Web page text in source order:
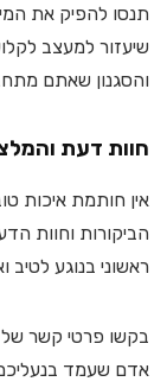
תנסו להפיק את
שיעזור למעצב
והסגנון שאתם
חוות דעת
אין חותמת איכות
הביקורות וחוות
ראשוני בנוגע
בקשו פרטי קשר של
אדם שעמד בנעליכם